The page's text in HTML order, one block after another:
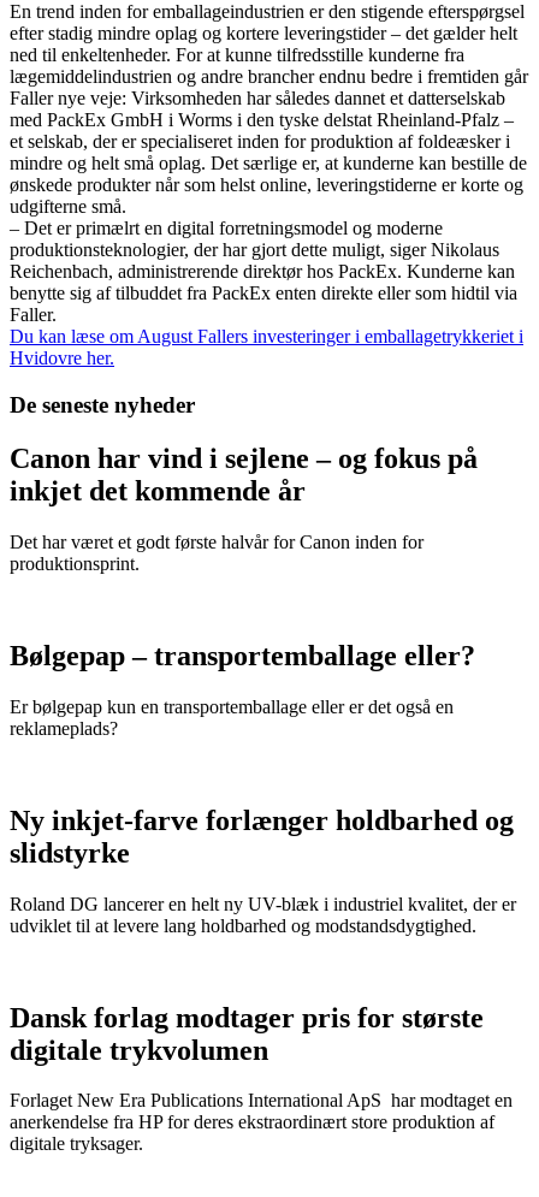
En trend inden for emballageindustrien er den stigende efterspørgsel
efter stadig mindre oplag og kortere leveringstider – det gælder helt
ned til enkeltenheder. For at kunne tilfredsstille kunderne fra
lægemiddelindustrien og andre brancher endnu bedre i fremtiden går
Faller nye veje: Virksomheden har således dannet et datterselskab
med PackEx GmbH i Worms i den tyske delstat Rheinland-Pfalz –
et selskab, der er specialiseret inden for produktion af foldeæsker i
mindre og helt små oplag. Det særlige er, at kunderne kan bestille de
ønskede produkter når som helst online, leveringstiderne er korte og
udgifterne små.
– Det er primælrt en digital forretningsmodel og moderne
produktionsteknologier, der har gjort dette muligt, siger Nikolaus
Reichenbach, administrerende direktør hos PackEx. Kunderne kan
benytte sig af tilbuddet fra PackEx enten direkte eller som hidtil via
Faller.
Du kan læse om August Fallers investeringer i emballagetrykkeriet i
Hvidovre her.
De seneste nyheder
Canon har vind i sejlene – og fokus på
inkjet det kommende år
Det har været et godt første halvår for Canon inden for
produktionsprint.
Bølgepap – transportemballage eller?
Er bølgepap kun en transportemballage eller er det også en
reklameplads?
Ny inkjet-farve forlænger holdbarhed og
slidstyrke
Roland DG lancerer en helt ny UV-blæk i industriel kvalitet, der er
udviklet til at levere lang holdbarhed og modstandsdygtighed.
Dansk forlag modtager pris for største
digitale trykvolumen
Forlaget New Era Publications International ApS har modtaget en
anerkendelse fra HP for deres ekstraordinært store produktion af
digitale tryksager.